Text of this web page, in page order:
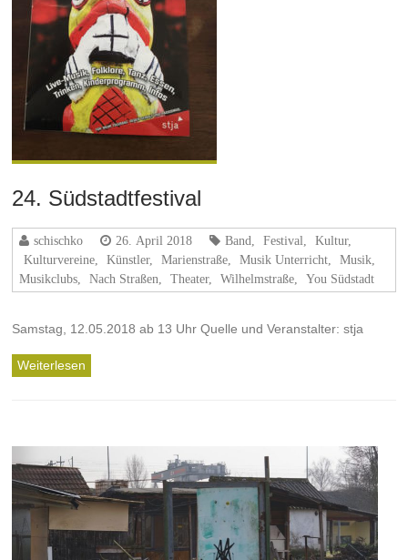
24. Südstadtfestival
schischko 26. April 2018 Band Festival Kultur,
Kulturvereine
Künstler, Marienstraße Musik Unterricht
Musik,
Musikclubs
Nach Straßen Theater, Wilhelmstraße You Südstadt
Samstag, 12.05.2018 ab 13 Uhr Quelle und Veranstalter: stja
Weiterlesen